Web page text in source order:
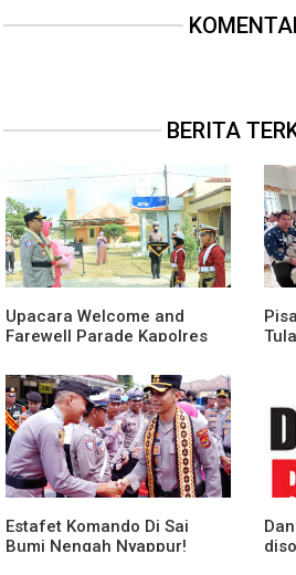
BERITA
Upacara Welcome and
Farewell Parade Kapolres
Berlangsung Khidmat
Estafet Komando Di Sai
Bumi Nengah Nyappur!